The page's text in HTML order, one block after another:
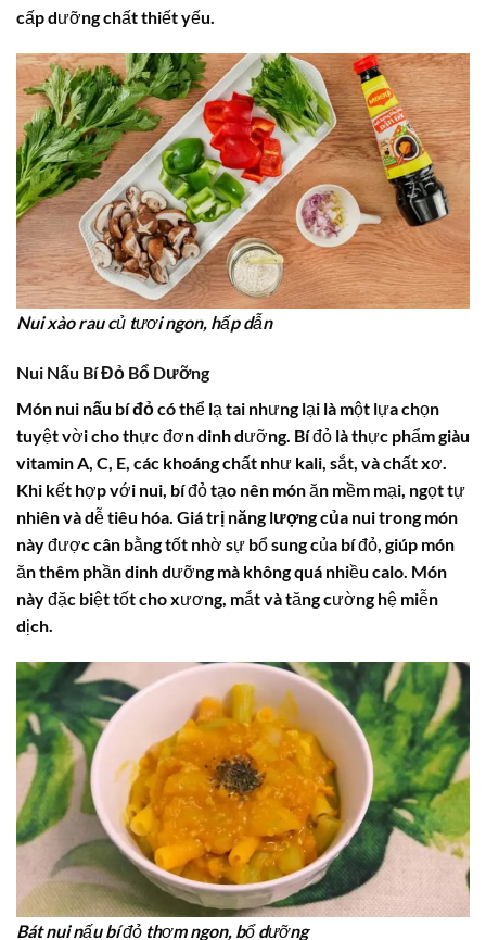
cấp dưỡng chất thiết yếu.
Nui xào rau củ tươi ngon, hấp dẫn
Nui Nấu Bí Đỏ Bổ Dưỡng
Món nui nấu bí đỏcó thể lạ tai nhưng lại là một lựa chọn
tuyệt vời cho thực đơn dinh dưỡng. Bí đỏ là thực phẩm giàu
vitamin A, C, E, các khoáng chất như kali, sắt, và chất xơ.
Khi kết hợp với nui, bí đỏ tạo nên món ăn mềm mại, ngọt tự
nhiên và dễ tiêu hóa. Giá trị năng lượng của nuitrong món
này được cân bằng tốt nhờ sự bổ sung của bí đỏ, giúp món
ăn thêm phần dinh dưỡng mà không quá nhiều calo. Món
này đặc biệt tốt cho xương, mắt và tăng cường hệ miễn
dịch.
Bát nui nấu bí đỏ thơm ngon, bổ dưỡng